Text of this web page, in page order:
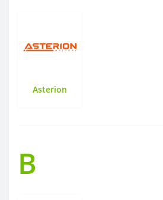
Asterion
B